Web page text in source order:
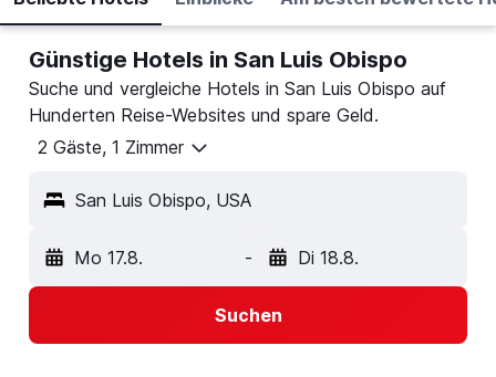
Günstige Hotels in San Luis Obispo
Suche und vergleiche Hotels in San Luis Obispo auf
Hunderten Reise-Websites und spare Geld.
2 Gäste, 1 Zimmer
San Luis Obispo, USA
Mo 17.8. - Di 18.8.
Suchen